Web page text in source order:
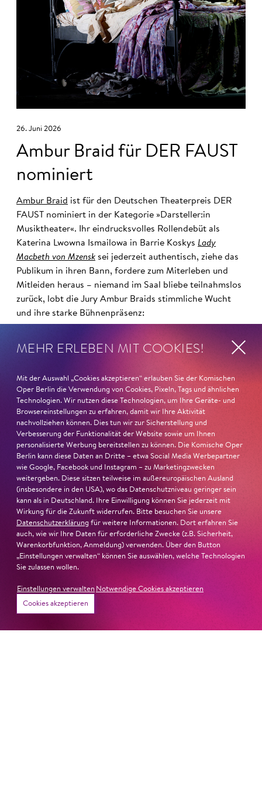
26. Juni 2026
Ambur Braid für DER FAUST
nominiert
Ambur Braid ist für den Deutschen Theaterpreis DER
FAUST nominiert in der Kategorie »Darsteller:in
Musiktheater«. Ihr eindrucksvolles Rollendebüt als
Katerina Lwowna Ismailowa in Barrie Koskys Lady
Macbeth von Mzensk sei jederzeit authentisch, ziehe das
Publikum in ihren Bann, fordere zum Miterleben und
Mitleiden heraus – niemand im Saal bliebe teilnahmslos
zurück, lobt die Jury Ambur Braids stimmliche Wucht
und ihre starke Bühnenpräsenz:
»In dem überwältigenden Farbenreichtum ihres Spiels
sind Auflehnung und Verletzlichkeit ebenso nachfühlbar
Begründung
22. Juni 2026
Paradies und Abgrund
MEHR ERLEBEN MIT COOKIES!
Mit der Auswahl „Cookies akzeptieren“ erlauben Sie der Komischen
Oper Berlin die Verwendung von Cookies, Pixeln, Tags und ähnlichen
Technologien. Wir nutzen diese Technologien, um Ihre Geräte- und
Browsereinstellungen zu erfahren, damit wir Ihre Aktivität
nachvollziehen können. Dies tun wir zur Sicherstellung und
Verbesserung der Funktionalität der Website sowie um Ihnen
personalisierte Werbung bereitstellen zu können. Die Komische Oper
Berlin kann diese Daten an Dritte – etwa Social Media Werbepartner
wie Google, Facebook und Instagram – zu Marketingzwecken
weitergeben. Diese sitzen teilweise im außereuropäischen Ausland
(insbesondere in den USA), wo das Datenschutzniveau geringer sein
kann als in Deutschland. Ihre Einwilligung können Sie jederzeit mit
Wirkung für die Zukunft widerrufen. Bitte besuchen Sie unsere
Datenschutzerklärung für weitere Informationen. Dort erfahren Sie
auch, wie wir Ihre Daten für erforderliche Zwecke (z.B. Sicherheit,
Warenkorbfunktion, Anmeldung) verwenden. Über den Button
„Einstellungen verwalten“ können Sie auswählen, welche Technologien
Sie zulassen wollen.
Einstellungen verwalten Notwendige Cookies akzeptieren
Cookies akzeptieren